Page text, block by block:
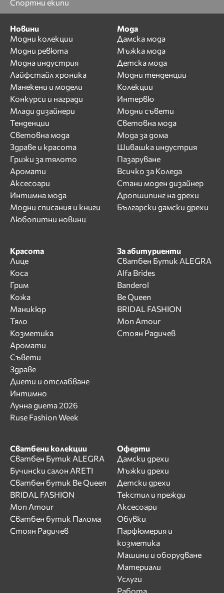
Спортни екипи
Новини
Модни колекции
Модни ревюта
Модна индустрия
Лайфстайл хроника
Манекени и модели
Конкурси и награди
Млади дизайнери
Тенденции
Световна мода
Здраве и красота
Грижи за тялото
Аромати
Аксесоари
Интимна мода
Модни списания и книги
Любопитни новини
Мода
Дамска мода
Мъжка мода
Детска мода
Модни тенденции
Колекции
Интервю
Модни съвети
Световна мода
Мода за дома
Шивашка индустрия
Пазаруване
Всичко за Коледа
Стани моден дизайнер
Дропшипинг на дрехи
Български дамски дрехи
Красота
Лице
Коса
Грим
Кожа
Маникюр
Тяло
Козметика
Аромати
Съвети
Здраве
Диети и отслабване
Интимно
Лунна диета 2026
Ruse Fashion Week
За абитуриенти
Сватбен Бутик ALEGRA
Alfa Brides
Banderol
Be Queen
BRIDAL FASHION
Mon Amour
Стоян Радичев
Сватбени колекции
Сватбен Бутик ALEGRA
Бучински салон ARETI
Сватбен бутик Be Queen
BRIDAL FASHION
Mon Amour
Сватбен бутик Палома
Стоян Радичев
Оферти
Дамски дрехи
Мъжки дрехи
Детски дрехи
Текстил и прежди
Аксесоари
Обувки
Парфюмерия и
козметика
Машини и оборудване
Материали
Услуги
Работа